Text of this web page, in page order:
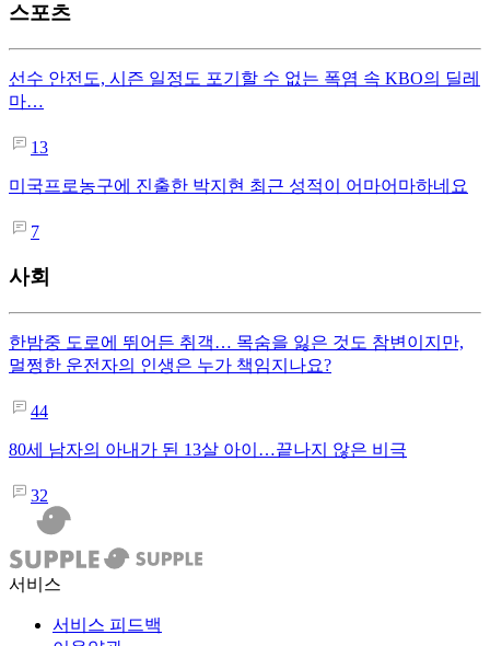
스포츠
선수 안전도, 시즌 일정도 포기할 수 없는 폭염 속 KBO의 딜레
마…
13
미국프로농구에 진출한 박지현 최근 성적이 어마어마하네요
7
사회
한밤중 도로에 뛰어든 취객… 목숨을 잃은 것도 참변이지만,
멀쩡한 운전자의 인생은 누가 책임지나요?
44
80세 남자의 아내가 된 13살 아이…끝나지 않은 비극
32
서비스
서비스 피드백